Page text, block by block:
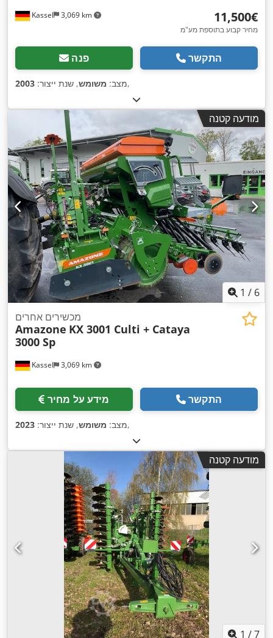
Kassel 3,069 km ‏11,500 ‏€
מחיר קבוע בתוספת מע"מ
פנה התקשר
מצב: משומש, שנת ייצור: 2003 ,
מודעה קטנה
1 / 6
Kassel 3,069 km
מכשירים אחרים
Amazone KX 3001 Culti + Cataya
3000 Sp
מידע על מחיר התקשר
מצב: משומש, שנת ייצור: 2023 ,
מודעה קטנה
1 /7